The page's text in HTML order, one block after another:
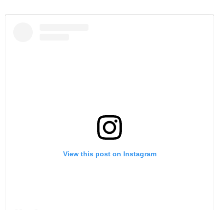
View this post on Instagram